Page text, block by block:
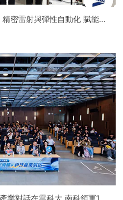
密雷射與彈性自動化 賦能智
展亮相